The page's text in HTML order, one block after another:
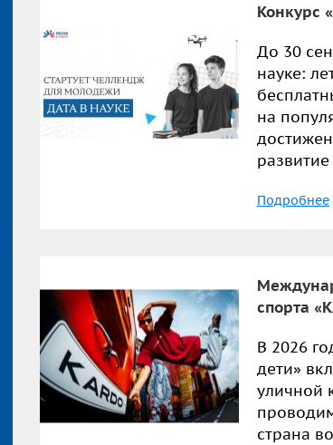
Конкурс
До 30
науке:
на
Подробнее
спорта
В 2026
дети»
уличной
страна